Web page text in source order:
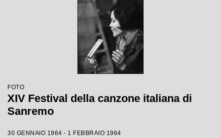
FOTO
XIV Festival della canzone italiana di
Sanremo
30 GENNAIO 1964 - 1 FEBBRAIO 1964